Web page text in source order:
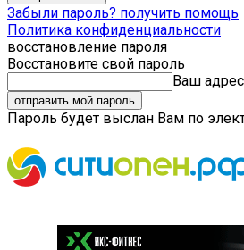
Забыли пароль? получить помощь
Политика конфиденциальности
восстановление пароля
Восстановите свой пароль
Ваш
Пароль будет выслан Вам по